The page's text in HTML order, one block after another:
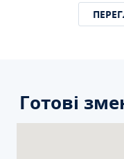
Готові